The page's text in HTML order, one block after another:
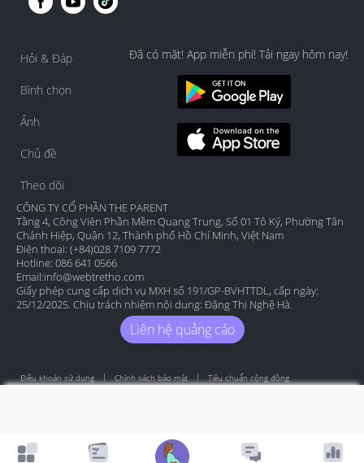
Hỏi & Đáp
Bình chọn
Ảnh
Chủ đề
Theo dõi
Đã có mặt! App miễn phí! Tải ngay hôm nay!
CÔNG TY CỔ PHẦN THE PARENT
Tầng 4, Công Viên Phần Mềm Quang Trung, Số 01 Tô Ký, Phường Tân
Chánh Hiệp, Quận 12, Thành phố Hồ Chí Minh, Việt Nam
Điện thoại: (+84)028 7109 7772
Hotline: 086 641 0566
Email:info@webtretho.com
Giấy phép cung cấp dịch vụ MXH số 191/GP-BVHTTDL, cấp ngày:
25/12/2025. Chịu trách nhiệm nội dung: Đặng Thị Nghệ Hà.
Liên hệ quảng cáo
Điều khoản sử dụng Chính sách bảo mật Tiêu chuẩn cộng đồng